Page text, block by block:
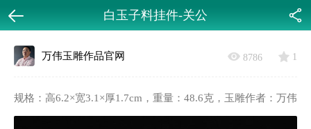
白玉子料挂件-关公
返回
万伟玉雕作品官网
8786 1
规格：高6.2×宽3.1×厚1.7cm，重量：48.6克，玉雕作者：万伟